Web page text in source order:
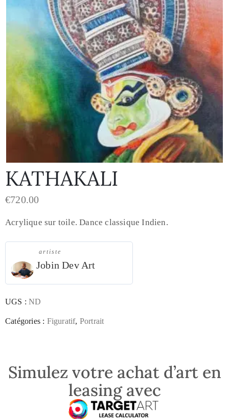
KATHAKALI
€720.00
Acrylique sur toile. Dance classique Indien.
artiste
Jobin Dev Art
UGS :ND
Catégories : Figuratif, Portrait
Simulez votre achat d’art en
leasing avec